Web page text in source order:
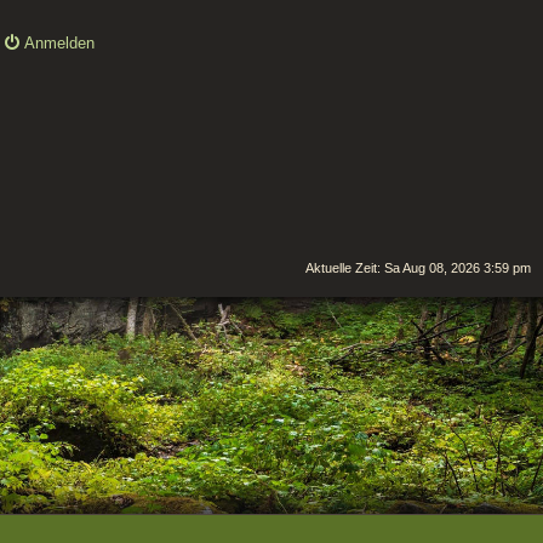
Anmelden
Aktuelle Zeit: Sa Aug 08, 2026 3:59 pm